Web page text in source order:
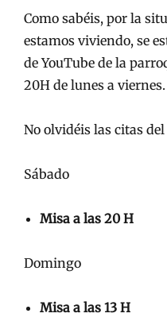
Como sabéis, por la
estamos viviendo, se
de YouTube de la
20H de lunes a viernes.
No olvidéis las citas
Sábado
Misa a las 20 H
Domingo
Misa a las 13 H